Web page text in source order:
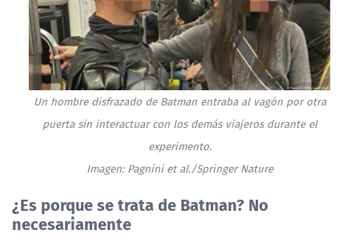
Un hombre disfrazado de Batman entraba al vagón por otra
puerta sin interactuar con los demás viajeros durante el
experimento.
Imagen: Pagnini et al./Springer Nature
¿Es porque se trata de Batman? No
necesariamente